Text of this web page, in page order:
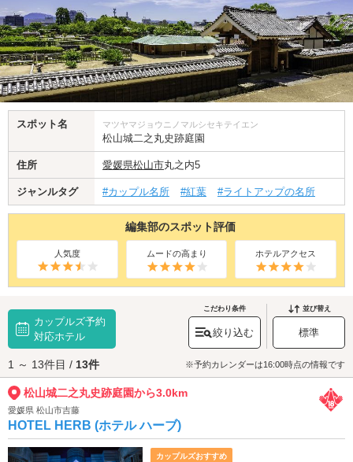
スポット名 マツヤマジョウニノマルシセキテイエン
松山城二之丸史跡庭園
住所 愛媛県松山市丸之内5
ジャンルタグ #カップル名所 #紅葉 #ライトアップの名所
編集部のスポット評価
人気度 ムードの高まり ホテルアクセス
カップルズ予約
対応ホテル
こだわり条件
絞り込む
並び替え
標準
1 ～ 13件目 / 13件 ※予約カレンダーは16:00時点の情報です
松山城二之丸史跡庭園から3.0km
愛媛県 松山市吉藤
HOTEL HERB (ホテル ハーブ)
カップルズおすすめ